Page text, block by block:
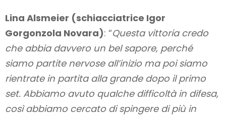
Lina Alsmeier (schiacciatrice Igor
Gorgonzola Novara): “Questa vittoria credo
che abbia davvero un bel sapore, perché
siamo partite nervose all’inizio ma poi siamo
rientrate in partita alla grande dopo il primo
set. Abbiamo avuto qualche difficoltà in difesa,
così abbiamo cercato di spingere di più in